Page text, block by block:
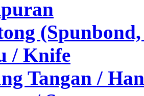
/ Knife
Tangan /